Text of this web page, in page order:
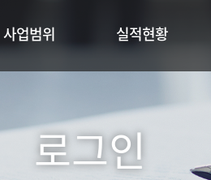
로그인
사업범위 실적현황